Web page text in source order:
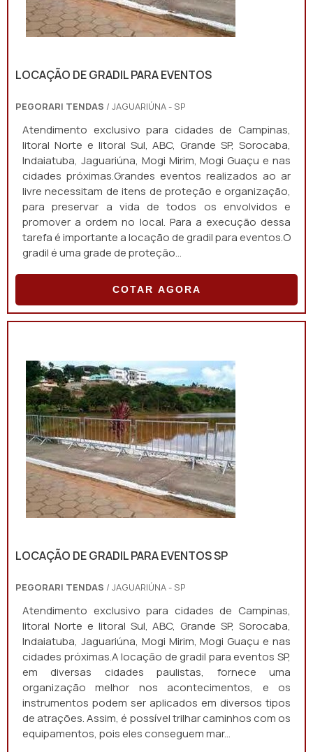
LOCAÇÃO DE GRADIL PARA EVENTOS
PEGORARI TENDAS / JAGUARIÚNA - SP
Atendimento exclusivo para cidades de Campinas,
litoral Norte e litoral Sul, ABC, Grande SP, Sorocaba,
Indaiatuba, Jaguariúna, Mogi Mirim, Mogi Guaçu e nas
cidades próximas.Grandes eventos realizados ao ar
livre necessitam de itens de proteção e organização,
para preservar a vida de todos os envolvidos e
promover a ordem no local. Para a execução dessa
tarefa é importante a locação de gradil para eventos.O
gradil é uma grade de proteção...
COTAR AGORA
LOCAÇÃO DE GRADIL PARA EVENTOS SP
PEGORARI TENDAS / JAGUARIÚNA - SP
Atendimento exclusivo para cidades de Campinas,
litoral Norte e litoral Sul, ABC, Grande SP, Sorocaba,
Indaiatuba, Jaguariúna, Mogi Mirim, Mogi Guaçu e nas
cidades próximas.A locação de gradil para eventos SP,
em diversas cidades paulistas, fornece uma
organização melhor nos acontecimentos, e os
instrumentos podem ser aplicados em diversos tipos
de atrações. Assim, é possível trilhar caminhos com os
equipamentos, pois eles conseguem mar...